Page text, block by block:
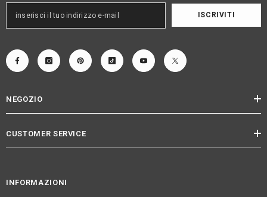
ISCRIVITI
NEGOZIO
CUSTOMER SERVICE
INFORMAZIONI